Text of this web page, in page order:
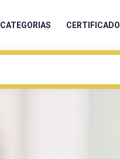
CATEGORIAS CERTIFICADO